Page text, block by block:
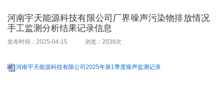
河南宇天能源科技有限公司厂界噪声污染物排放情况
手工监测分析结果记录信息
发布时间：2025-04-15 浏览：2038次
河南宇天能源科技有限公司2025年第1季度噪声监测记录